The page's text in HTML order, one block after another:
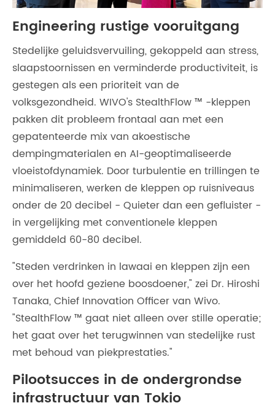
Engineering rustige vooruitgang
Stedelijke geluidsvervuiling, gekoppeld aan stress,
slaapstoornissen en verminderde productiviteit, is
gestegen als een prioriteit van de
volksgezondheid. WIVO's StealthFlow ™ -kleppen
pakken dit probleem frontaal aan met een
gepatenteerde mix van akoestische
dempingmaterialen en AI-geoptimaliseerde
vloeistofdynamiek. Door turbulentie en trillingen te
minimaliseren, werken de kleppen op ruisniveaus
onder de 20 decibel - Quieter dan een gefluister -
in vergelijking met conventionele kleppen
gemiddeld 60-80 decibel.
"Steden verdrinken in lawaai en kleppen zijn een
over het hoofd geziene boosdoener," zei Dr. Hiroshi
Tanaka, Chief Innovation Officer van Wivo.
"StealthFlow ™ gaat niet alleen over stille operatie;
het gaat over het terugwinnen van stedelijke rust
met behoud van piekprestaties."
Pilootsucces in de ondergrondse
infrastructuur van Tokio